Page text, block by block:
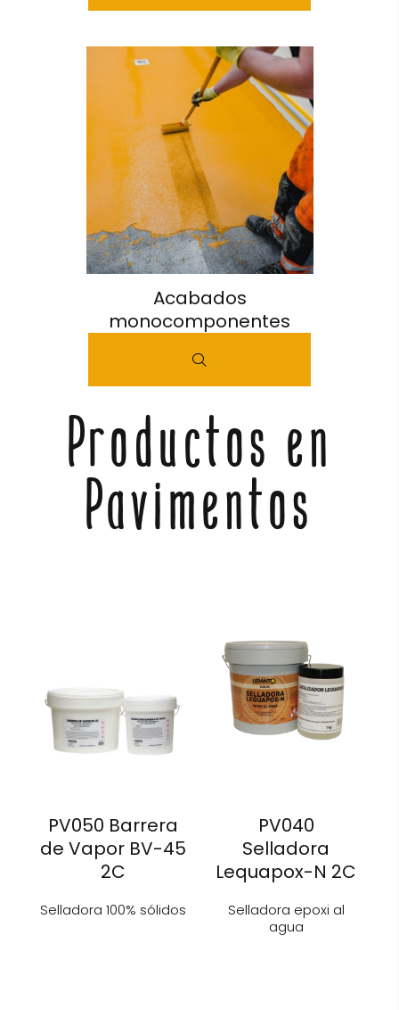
Acabados
monocomponentes
Productos en
Pavimentos
PV050 Barrera
de Vapor BV-45
2C
Selladora 100% sólidos
PV040
Selladora
Lequapox-N 2C
Selladora epoxi al
agua